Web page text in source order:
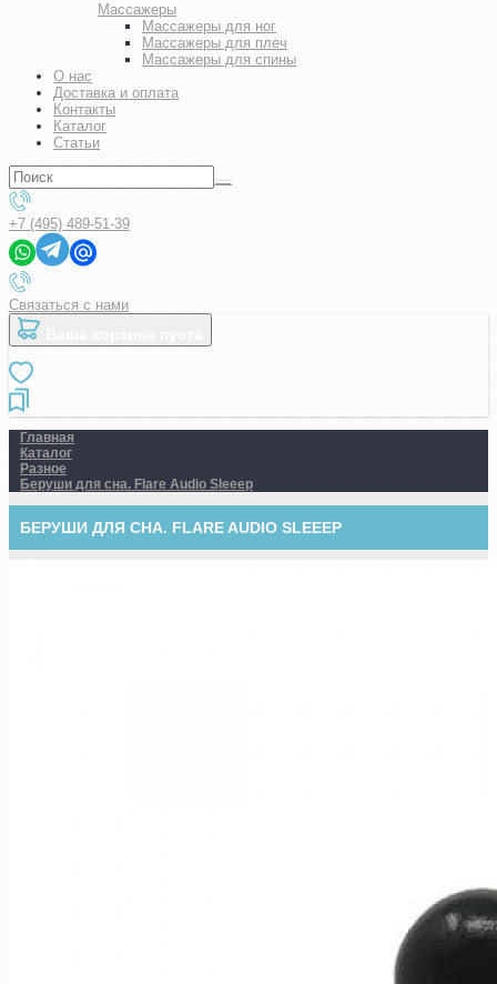
Массажеры
Массажеры для ног
Массажеры для плеч
Массажеры для спины
О нас
Доставка и оплата
Контакты
Каталог
Статьи
+7 (495) 489-51-39
Связаться с нами
Главная
Каталог
Разное
Беруши для сна. Flare Audio Sleeep
БЕРУШИ ДЛЯ СНА. FLARE AUDIO SLEEEP